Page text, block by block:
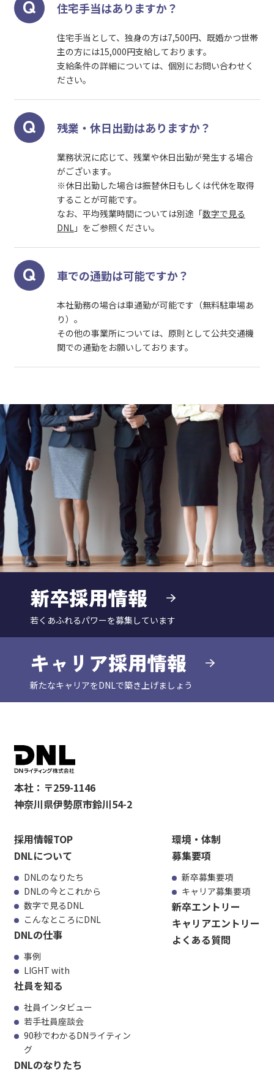
住宅手当はありますか？
住宅手当として、独身の方は7,500円、既婚かつ世帯
主の方には15,000円支給しております。
支給条件の詳細については、個別にお問い合わせく
ださい。
残業・休日出勤はありますか？
業務状況に応じて、残業や休日出勤が発生する場合
がございます。
※休日出勤した場合は振替休日もしくは代休を取得
することが可能です。
なお、平均残業時間については別途「数字で見る
DNL」をご参照ください。
車での通勤は可能ですか？
本社勤務の場合は車通勤が可能です（無料駐車場あ
り）。
その他の事業所については、原則として公共交通機
関での通勤をお願いしております。
新卒採用情報
若くあふれるパワーを募集しています
キャリア採用情報
新たなキャリアをDNLで築き上げましょう
本社：〒259-1146
神奈川県伊勢原市鈴川54-2
採用情報TOP
DNLについて
DNLのなりたち
DNLの今とこれから
数字で見るDNL
こんなところにDNL
DNLの仕事
事例
LIGHT with
社員を知る
社員インタビュー
若手社員座談会
90秒でわかるDNライティン
グ
DNLのなりたち
環境・体制
募集要項
新卒募集要項
キャリア募集要項
新卒エントリー
キャリアエントリー
よくある質問